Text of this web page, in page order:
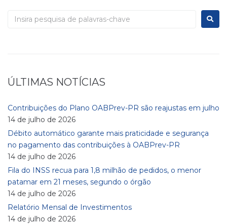
ÚLTIMAS NOTÍCIAS
Contribuições do Plano OABPrev-PR são reajustas em julho
14 de julho de 2026
Débito automático garante mais praticidade e segurança
no pagamento das contribuições à OABPrev-PR
14 de julho de 2026
Fila do INSS recua para 1,8 milhão de pedidos, o menor
patamar em 21 meses, segundo o órgão
14 de julho de 2026
Relatório Mensal de Investimentos
14 de julho de 2026